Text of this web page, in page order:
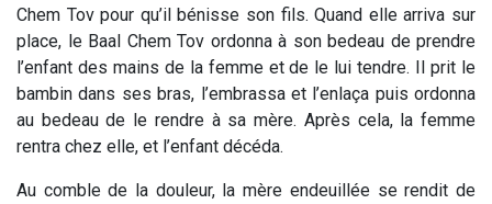
Chem Tov pour qu’il bénisse son fils. Quand elle arriva sur
place, le Baal Chem Tov ordonna à son bedeau de prendre
l’enfant des mains de la femme et de le lui tendre. Il prit le
bambin dans ses bras, l’embrassa et l’enlaça puis ordonna
au bedeau de le rendre à sa mère. Après cela, la femme
rentra chez elle, et l’enfant décéda.
Au comble de la douleur, la mère endeuillée se rendit de